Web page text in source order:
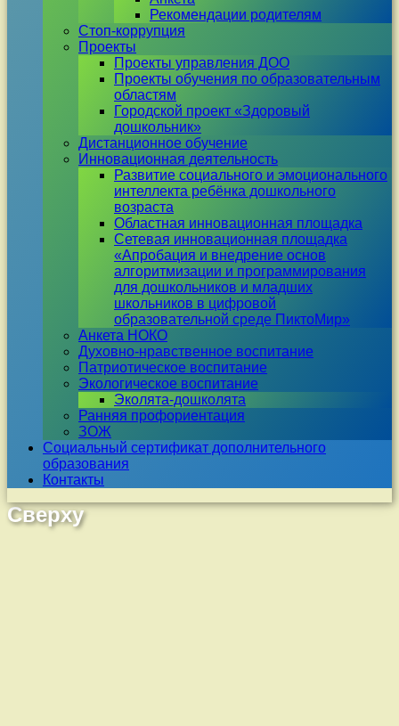
Рекомендации родителям
Стоп-коррупция
Проекты
Проекты управления ДОО
Проекты обучения по образовательным
областям
Городской проект «Здоровый
дошкольник»
Дистанционное обучение
Инновационная деятельность
Развитие социального и эмоционального
интеллекта ребёнка дошкольного
возраста
Областная инновационная площадка
Сетевая инновационная площадка
«Апробация и внедрение основ
алгоритмизации и программирования
для дошкольников и младших
школьников в цифровой
образовательной среде ПиктоМир»
Анкета НОКО
Духовно-нравственное воспитание
Патриотическое воспитание
Экологическое воспитание
Эколята-дошколята
Ранняя профориентация
ЗОЖ
Социальный сертификат дополнительного
образования
Контакты
Сверху